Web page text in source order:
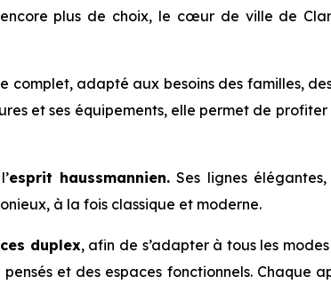
plus de choix, le cœur de ville de
complet, adapté aux besoins des familles,
et ses équipements, elle permet de profiter
esprit haussmannien. Ses lignes
à la fois classique et moderne.
duplex, afin de s’adapter à tous les
et des espaces fonctionnels. Chaque